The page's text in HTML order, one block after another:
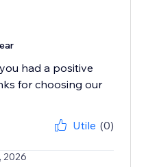
had a positive
for choosing our
Utile (0)
2026